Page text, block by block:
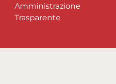
Amministrazione
Trasparente